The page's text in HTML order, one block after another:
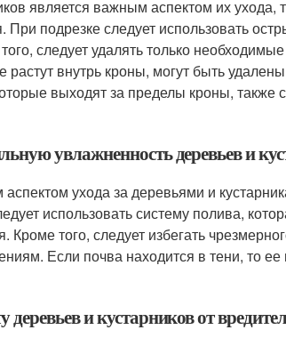
является важным аспектом их ухода,
подрезке следует использовать
следует удалять только
растут внутрь кроны, могут быть
выходят за пределы кроны, также
увлажненность деревьев и
ухода за деревьями и
использовать систему полива,
того, следует избегать
Если почва находится в тени, то
и кустарников от